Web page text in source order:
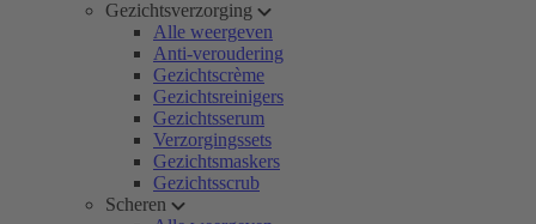
Gezichtsverzorging
Alle weergeven
Anti-veroudering
Gezichtscrème
Gezichtsreinigers
Gezichtsserum
Verzorgingssets
Gezichtsmaskers
Gezichtsscrub
Scheren